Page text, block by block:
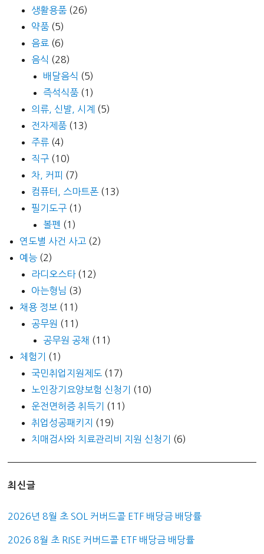
생활용품 (26)
약품 (5)
음료 (6)
음식 (28)
배달음식 (5)
즉석식품 (1)
의류, 신발, 시계 (5)
전자제품 (13)
주류 (4)
직구 (10)
차, 커피 (7)
컴퓨터, 스마트폰 (13)
필기도구 (1)
볼펜 (1)
연도별 사건 사고 (2)
예능 (2)
라디오스타(12)
아는형님 (3)
채용 정보 (11)
공무원 (11)
공무원 공채 (11)
체험기
(1)
국민취업지원제도 (17)
노인장기요양보험 신청기
(10)
운전면허증 취득기
(11)
취업성공패키지
(19)
치매검사와 치료관리비 지원 신청기
(6)
최신글
2026년 8월 초 SOL 커버드콜 ETF 배당금 배당률
2026 8월 초 RISE 커버드콜 ETF 배당금 배당률